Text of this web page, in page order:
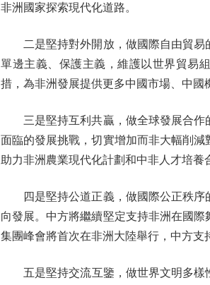
非洲國家探索現代化道路。
二是堅持對外開放，做國際自由貿易
單邊主義、保護主義，維護以世界貿易
措，為非洲發展提供更多中國市場、中國
三是堅持互利共贏，做全球發展合作
面臨的發展挑戰，切實增加而非大幅削
助力非洲農業現代化計劃和中非人才培養
四是堅持公道正義，做國際公正秩序
向發展。中方將繼續堅定支持非洲在國
集團峰會將首次在非洲大陸舉行，中方支
五是堅持交流互鑒，做世界文明多樣性